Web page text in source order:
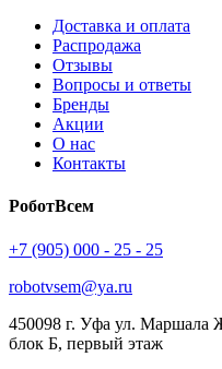
Доставка и оплата
Распродажа
Отзывы
Вопросы и ответы
Бренды
Акции
О нас
Контакты
РоботВсем
+7 (905) 000 - 25 - 25
robotvsem@ya.ru
450098 г. Уфа ул. Маршала
блок Б, первый этаж